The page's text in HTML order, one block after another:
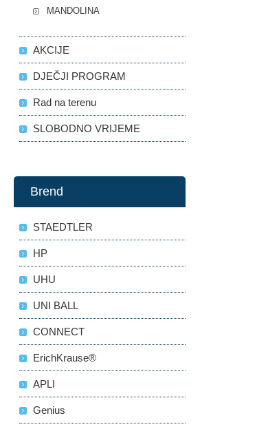
MANDOLINA
AKCIJE
DJEČJI PROGRAM
Rad na terenu
SLOBODNO VRIJEME
Brend
STAEDTLER
HP
UHU
UNI BALL
CONNECT
ErichKrause®
APLI
Genius